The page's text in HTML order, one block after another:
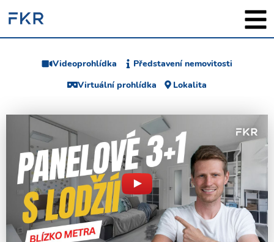
Videoprohlídka
Představení nemovitosti
Virtuální prohlídka
Lokalita